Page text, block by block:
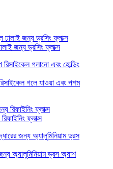
জন্য ড্রসিং ফ্লাক্স
রিসাইকেল গলে যাওয়া এবং পশম
ফ্লাক্স
অ্যালুমিনিয়াম ড্রস অ্যাশ